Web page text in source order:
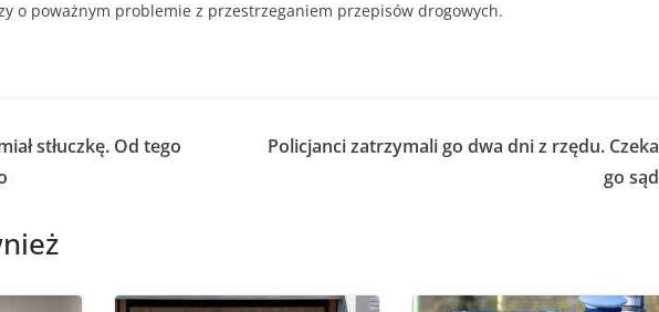
o poważnym problemie z przestrzeganiem przepisów drogowych.
stłuczkę. Od tego
Policjanci zatrzymali go dwa dni z rzędu. Czeka
go sąd